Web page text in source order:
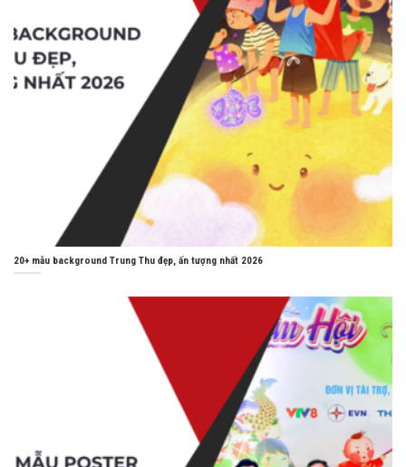
20+ mẫu background Trung Thu đẹp, ấn tượng nhất 2026